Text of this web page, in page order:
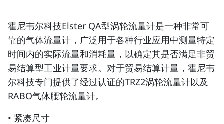
霍尼韦尔科技Elster QA型涡轮流量计是一种非常可
靠的气体流量计，广泛用于各种行业应用中测量特定
时间内的实际流量和消耗量，以确定其是否满足非贸
易结算型工业计量要求。对于贸易结算计量，霍尼韦
尔科技专门提供了经过认证的TRZ2涡轮流量计以及
RABO气体腰轮流量计。
• 紧凑尺寸